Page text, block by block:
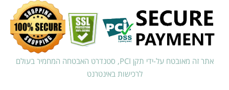
אתר זה מאובטח על-ידי תקן PCI, סטנדרט האבטחה המחמיר בעולם
לרכישות באינטרנט